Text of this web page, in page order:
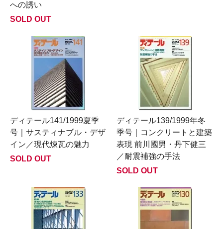
への誘い
SOLD OUT
ディテール141/1999夏季
号｜サスティナブル・デザ
イン／現代煉瓦の魅力
SOLD OUT
ディテール139/1999年冬
季号｜コンクリートと建築
表現 前川國男・丹下健三
／耐震補強の手法
SOLD OUT